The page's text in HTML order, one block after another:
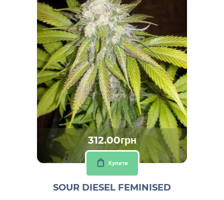
312.00грн
Купити
SOUR DIESEL FEMINISED